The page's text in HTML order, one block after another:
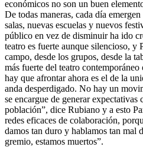
económicos no son un buen
De todas maneras, cada día
salas, nuevas escuelas y nuevos
público en vez de disminuir ha ido
teatro es fuerte aunque silencioso, y
campo, desde los grupos, desde la
más fuerte del teatro
hay que afrontar ahora es el de la
anda desperdigado. No hay un
se encargue de generar expectativas
población”, dice Rubiano y a esto
redes eficaces de colaboración,
damos tan duro y hablamos tan mal
gremio, estamos muertos”.